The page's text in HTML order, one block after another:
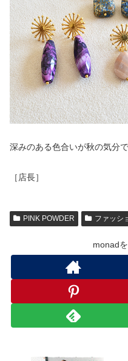
深みのある色合いが秋の気分
［店長］
PINK POWDER ファッシ
monad